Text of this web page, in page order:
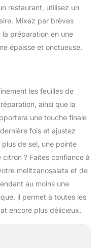
restaurant, utilisez un
Mixez par brèves
préparation en une
épaisse et onctueuse.
les feuilles de
ainsi que la
une touche finale
fois et ajustez
plus de sel, une pointe
? Faites confiance à
melitzanosalata et de
au moins une
il permet à toutes les
encore plus délicieux.